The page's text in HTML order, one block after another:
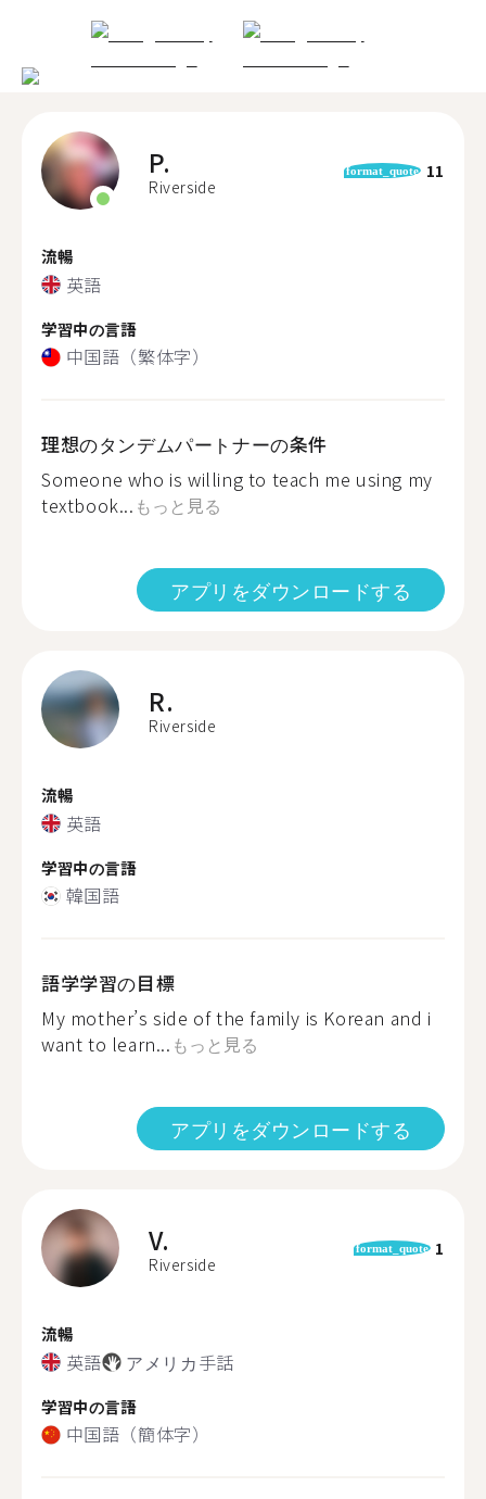
P.
Riverside
format_quote 11
流暢
英語
学習中の言語
中国語（繁体字）
理想のタンデムパートナーの条件
Someone who is willing to teach me using my
textbook... もっと見る
アプリをダウンロードする
R.
Riverside
流暢
英語
学習中の言語
韓国語
語学学習の目標
My mother’s side of the family is Korean and i
want to learn... もっと見る
アプリをダウンロードする
V.
Riverside
format_quote 1
流暢
英語 アメリカ手話
学習中の言語
中国語（簡体字）